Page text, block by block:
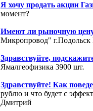
Я хочу продать акции
момент?
Имеют ли рыночную
Микропровод"
Здравствуйте,
Ямалгеофизика 3900 шт.
Здравствуйте! Как
рублю и что будет с
Дмитрий